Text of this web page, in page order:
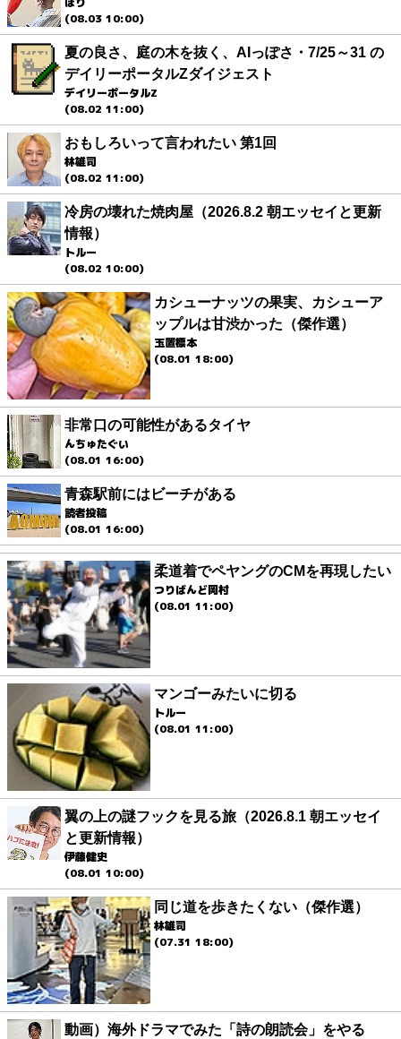
(08.03 10:00)
夏の良さ、庭の木を抜く、AIっぽさ・7/25～31 の
デイリーポータルZダイジェスト
デイリーポータルZ
(08.02 11:00)
おもしろいって言われたい 第1回
林雄司
(08.02 11:00)
冷房の壊れた焼肉屋（2026.8.2 朝エッセイと更新
情報）
トルー
(08.02 10:00)
カシューナッツの果実、カシューア
ップルは甘渋かった（傑作選）
玉置標本
(08.01 18:00)
非常口の可能性があるタイヤ
んちゅたぐい
(08.01 16:00)
青森駅前にはビーチがある
読者投稿
(08.01 16:00)
柔道着でペヤングのCMを再現したい
つりばんど岡村
(08.01 11:00)
マンゴーみたいに切る
トルー
(08.01 11:00)
翼の上の謎フックを見る旅（2026.8.1 朝エッセイ
と更新情報）
伊藤健史
(08.01 10:00)
同じ道を歩きたくない（傑作選）
林雄司
(07.31 18:00)
動画）海外ドラマでみた「詩の朗読会」をやる